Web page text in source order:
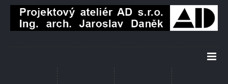
Přeskočit